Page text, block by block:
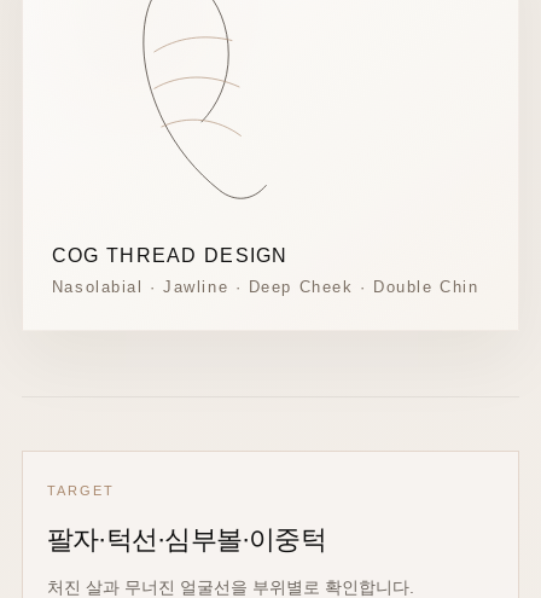
COG THREAD DESIGN
Nasolabial · Jawline · Deep Cheek · Double Chin
TARGET
팔자·턱선·심부볼·이중턱
처진 살과 무너진 얼굴선을 부위별로 확인합니다.